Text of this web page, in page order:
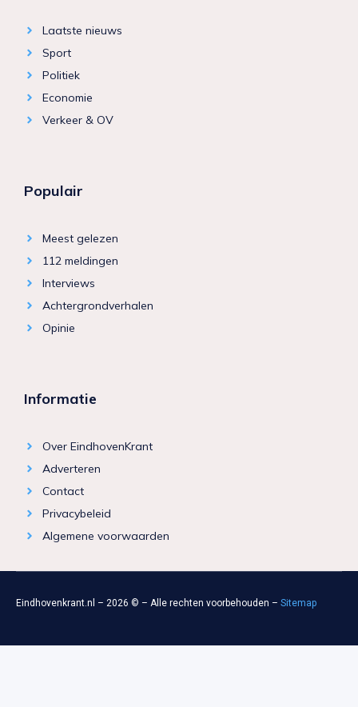
Laatste nieuws
Sport
Politiek
Economie
Verkeer & OV
Populair
Meest gelezen
112 meldingen
Interviews
Achtergrondverhalen
Opinie
Informatie
Over EindhovenKrant
Adverteren
Contact
Privacybeleid
Algemene voorwaarden
Eindhovenkrant.nl – 2026 © – Alle rechten voorbehouden – Sitemap